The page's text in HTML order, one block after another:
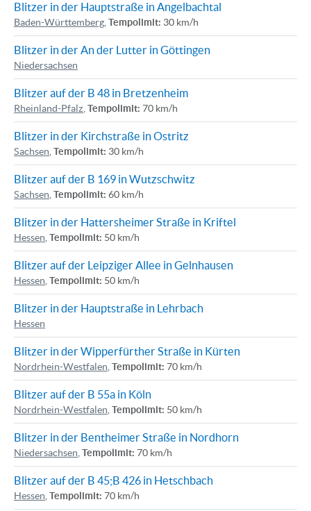
Blitzer in der Hauptstraße in Angelbachtal
Baden-Württemberg Tempolimit: 30 km/h
Blitzer in der An der Lutter in Göttingen
Niedersachsen
Blitzer auf der B 48 in Bretzenheim
Rheinland-Pfalz Tempolimit: 70 km/h
Blitzer in der Kirchstraße in Ostritz
Sachsen Tempolimit: 30 km/h
Blitzer auf der B 169 in Wutzschwitz
Sachsen Tempolimit: 60 km/h
Blitzer in der Hattersheimer Straße in Kriftel
Hessen Tempolimit: 50 km/h
Blitzer auf der Leipziger Allee in Gelnhausen
Hessen Tempolimit: 50 km/h
Blitzer in der Hauptstraße in Lehrbach
Hessen
Blitzer in der Wipperfürther Straße in Kürten
Nordrhein-Westfalen Tempolimit: 70 km/h
Blitzer auf der B 55a in Köln
Nordrhein-Westfalen Tempolimit: 50 km/h
Blitzer in der Bentheimer Straße in Nordhorn
Niedersachsen Tempolimit: 70 km/h
Blitzer auf der B 45;B 426 in Hetschbach
Hessen Tempolimit: 70 km/h